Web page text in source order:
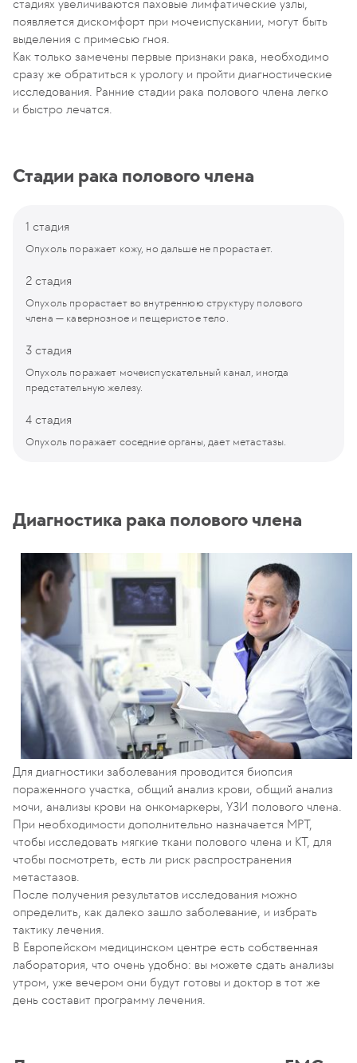
стадиях увеличиваются паховые лимфатические узлы,
появляется дискомфорт при мочеиспускании, могут быть
выделения с примесью гноя.
Как только замечены первые признаки рака, необходимо
сразу же обратиться к урологу и пройти диагностические
исследования. Ранние стадии рака полового члена легко
и быстро лечатся.
Стадии рака полового члена
1 стадия
Опухоль поражает кожу, но дальше не прорастает.
2 стадия
Опухоль прорастает во внутреннюю структуру полового
члена — кавернозное и пещеристое тело.
3 стадия
Опухоль поражает мочеиспускательный канал, иногда
предстательную железу.
4 стадия
Опухоль поражает соседние органы, дает метастазы.
Диагностика рака полового члена
Для диагностики заболевания проводится биопсия
пораженного участка, общий анализ крови, общий анализ
мочи, анализы крови на онкомаркеры, УЗИ полового члена.
При необходимости дополнительно назначается МРТ,
чтобы исследовать мягкие ткани полового члена и КТ, для
чтобы посмотреть, есть ли риск распространения
метастазов.
После получения результатов исследования можно
определить, как далеко зашло заболевание, и избрать
тактику лечения.
В Европейском медицинском центре есть собственная
лаборатория, что очень удобно: вы можете сдать анализы
утром, уже вечером они будут готовы и доктор в тот же
день составит программу лечения.